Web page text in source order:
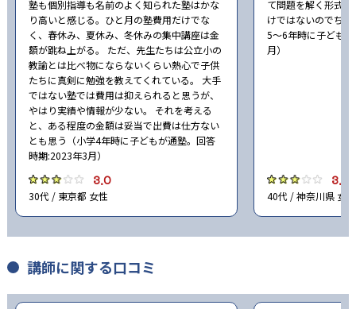
塾も個別指導も名前のよく知られた塾はかな
り高いと感じる。ひと月の塾費用だけでな
く、春休み、夏休み、冬休みの集中講座は金
額が跳ね上がる。 ただ、先生たちは公立小の
教諭とは比べ物にならないくらい熱心で子供
たちに真剣に勉強を教えてくれている。 大手
ではない塾では費用は抑えられると思うが、
やはり実績や情報が少ない。 それを考える
と、ある程度の金額は妥当で出費は仕方ない
とも思う（小学4年時に子どもが通塾。回答
時期:2023年3月）
3.0
30代 / 東京都 女性
て問題を解く形式
けではないのでち
5〜6年時に子ども
月）
3.0
40代 / 神奈川県 女性
講師に関する口コミ